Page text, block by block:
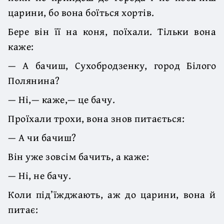
царини, бо вона боїться хортів.
Бере він її на коня, поїхали. Тільки вона
каже:
— А бачиш, Сухобродзенку, город Білого
Полянина?
— Ні,— каже,— це бачу.
Проїхали трохи, вона знов питається:
— А чи бачиш?
Він уже зовсім бачить, а каже:
— Ні, не бачу.
Коли під’їжджають, аж до царини, вона й
питає: